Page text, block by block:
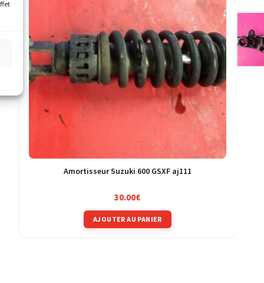
Amortisseur Suzuki 600 GSXF aj111
30.00€
AJOUTER AU PANIER